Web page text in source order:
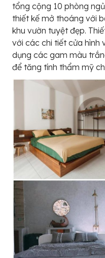
tổng cộng 10 phòng
thiết kế mở thoáng với
khu vườn tuyệt đẹp.
với các chi tiết cửa hình
dụng các gam màu
để tăng tính thẩm mỹ